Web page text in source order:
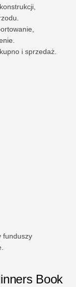
i sprzedaż.
funduszy
Book